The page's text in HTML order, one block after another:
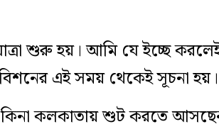
শুরু হয়। আমি যে ইচ্ছে
এই সময় থেকেই সূচনা হয়।
কিনা কলকাতায় শুট করতে